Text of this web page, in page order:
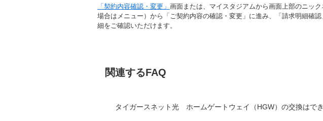
「契約内容確認・変更」 画面または、マイスタジアムから画面上部のニッ
場合はメニュー）から「ご契約内容の確認・変更」に進み、「請求明細確
細をご確認いただけます。
関連するFAQ
タイガースネット光 ホームゲートウェイ（HGW）の交換はで